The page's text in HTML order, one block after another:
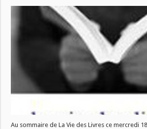
de
La
des
ce
Au sommaire de La Vie des Livres ce mercredi